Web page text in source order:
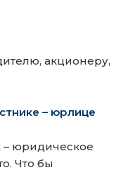
акционеру,
– юрлице
– юридическое
Что бы